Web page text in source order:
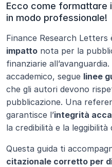
Ecco come formattare
in modo professionale!
Finance Research Letters
impatto nota per la
finanziarie
accademico, segue linee
che gli autori devono
pubblicazione. Una
garantisce l’integrità
la credibilità e la leggibilità
Questa guida ti
citazionale corretto per